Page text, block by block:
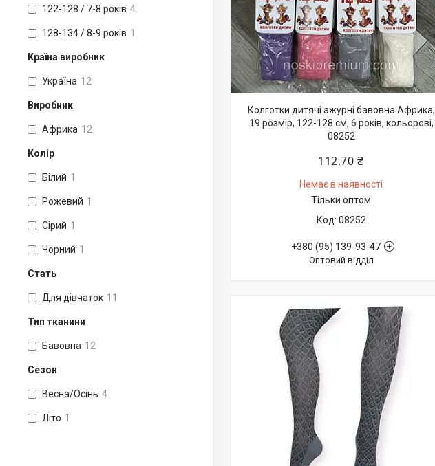
122-128 / 7-8 років 4
128-134 / 8-9 років 1
Країна виробник
Україна 12
Виробник
Африка 12
Колір
Білий 1
Рожевий 1
Сірий 1
Чорний 1
Стать
Для дівчаток 11
Тип тканини
Бавовна 12
Сезон
Весна/Осінь 4
Літо 1
Колготки дитячі ажурні бавовна Африка,
19 розмір, 122-128 см, 6 років, кольорові,
08252
112,70 ₴
Немає в наявності
Тільки оптом
08252
+380 (95) 139-93-47
Оптовий відділ